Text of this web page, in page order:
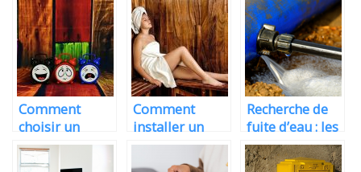
rien de temps
instruments de
musiques
vous êtes en
vacances ?
Comment
choisir un
réveil décoratif
pour enfant ?
Comment
installer un
sauna chez soi
Recherche de
fuite d’eau : les
techniques de
detection